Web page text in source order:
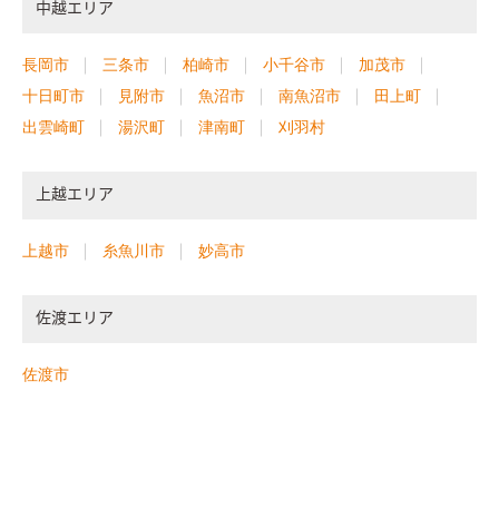
中越エリア
長岡市 三条市 柏崎市 小千谷市
加茂市
十日町市
見附市 魚沼市 南魚沼市
田上町
出雲崎町
湯沢町 津南町 刈羽村
上越エリア
上越市 糸魚川市 妙高市
佐渡エリア
佐渡市